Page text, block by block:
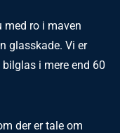
med ro i maven
glasskade. Vi er
i mere end 60
der er tale om